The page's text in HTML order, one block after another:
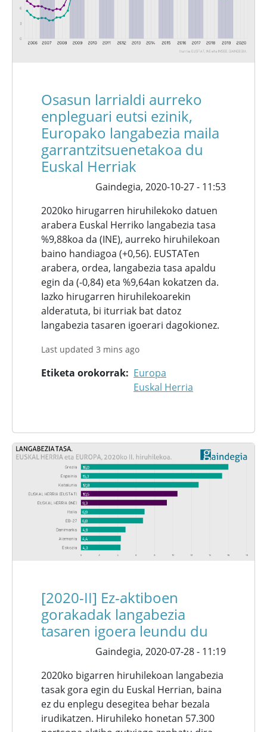
Osasun larrialdi aurreko
enpleguari eutsi ezinik,
Europako langabezia maila
garrantzitsuenetakoa du
Euskal Herriak
Gaindegia, 2020-10-27 - 11:53
2020ko hirugarren hiruhilekoko datuen
arabera Euskal Herriko langabezia tasa
%9,88koa da (INE), aurreko hiruhilekoan
baino handiagoa (+0,56). EUSTATen
arabera, ordea, langabezia tasa apaldu
egin da (-0,84) eta %9,64an kokatzen da.
Iazko hirugarren hiruhilekoarekin
alderatuta, bi iturriak bat datoz
langabezia tasaren igoerari dagokionez.
Last updated 3 mins ago
Etiketa orokorrak
Europa
Euskal Herria
[2020-II] Ez-aktiboen
gorakadak langabezia
tasaren igoera leundu du
Gaindegia, 2020-07-28 - 11:19
2020ko bigarren hiruhilekoan langabezia
tasak gora egin du Euskal Herrian, baina
ez du enplegu desegitea behar bezala
irudikatzen. Hiruhileko honetan 57.300